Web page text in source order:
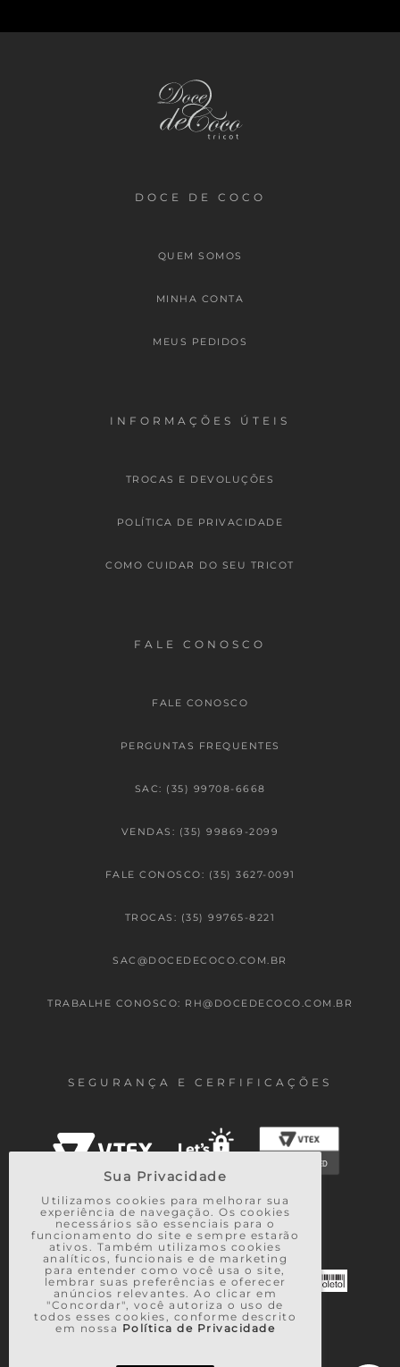
Sua Privacidade
Utilizamos cookies para melhorar sua
experiência de navegação. Os cookies
necessários são essenciais para o
funcionamento do site e sempre estarão
ativos. Também utilizamos cookies
analíticos, funcionais e de marketing
para entender como você usa o site,
lembrar suas preferências e oferecer
anúncios relevantes. Ao clicar em
"Concordar", você autoriza o uso de
todos esses cookies, conforme descrito
em nossa Política de Privacidade
DOCE DE COCO
QUEM SOMOS
MINHA CONTA
MEUS PEDIDOS
INFORMAÇÕES ÚTEIS
TROCAS E DEVOLUÇÕES
POLÍTICA DE PRIVACIDADE
COMO CUIDAR DO SEU TRICOT
FALE CONOSCO
FALE CONOSCO
PERGUNTAS FREQUENTES
SAC: (35) 99708-6668
VENDAS: (35) 99869-2099
FALE CONOSCO: (35) 3627-0091
TROCAS: (35) 99765-8221
SAC@DOCEDECOCO.COM.BR
TRABALHE CONOSCO: RH@DOCEDECOCO.COM.BR
SEGURANÇA E CERFIFICAÇÕES
FORMAS DE PAGAMENTO